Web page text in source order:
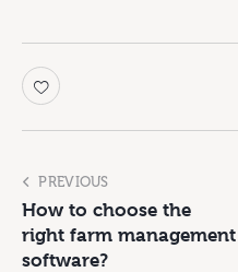
PREVIOUS
How to choose the
right farm management
software?